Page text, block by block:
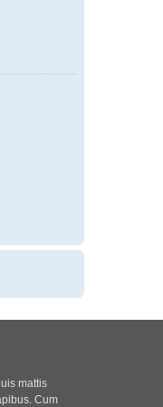
mattis
Cum